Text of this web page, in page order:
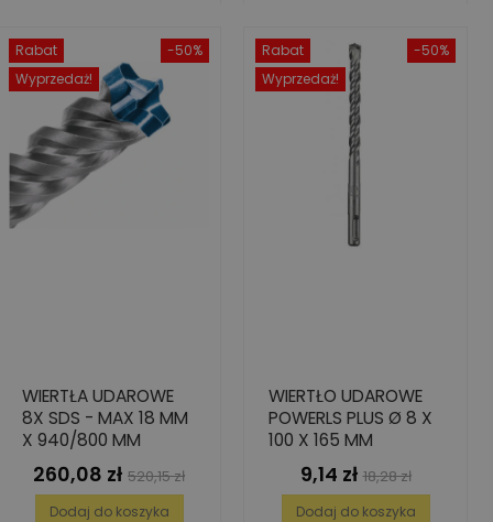
-50%
Rabat
Wyprzedaż!
WIERTŁA UDAROWE
8X SDS - MAX 18 MM
X 940/800 MM
Cena
260,08 zł Cena
podstawowa
520,15 zł
Dodaj do koszyka
-50%
Rabat
Wyprzedaż!
WIERTŁO UDAROWE
POWERLS PLUS Ø 8 X
100 X 165 MM
Cena
9,14 zł Cena
podstawowa
18,28 zł
Dodaj do koszyka